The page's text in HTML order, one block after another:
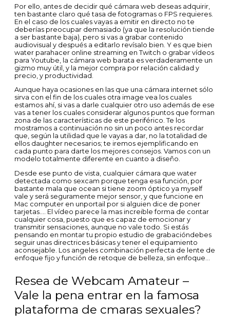
Por ello, antes de decidir qué cámara web deseas adquirir,
ten bastante claro qué tasa de fotogramas o FPS requieres.
En el caso de los cuales vayas a emitir en directo no te
deberías preocupar demasiado (ya que la resolución tiende
a ser bastante baja), pero si vas a grabar contenido
audiovisual y después a editarlo revísalo bien. Y es que bien
water parahacer online streaming en Twitch o grabar vídeos
para Youtube, la cámara web barata es verdaderamente un
gizmo muy útil, y la mejor compra por relación calidad y
precio, y productividad.
Aunque haya ocasiones en las que una cámara internet sólo
sirva con el fin de los cuales otra image vea los cuales
estamos ahí, si vas a darle cualquier otro uso además de ese
vas a tener los cuales considerar algunos puntos que forman
zona de las características de este periférico. Te los
mostramos a continuación no sin un poco antes recordar
que, según la utilidad que le vayas a dar, no la totalidad de
ellos daughter necesarios; te iremos ejemplificando en
cada punto para darte los mejores consejos. Vamos con un
modelo totalmente diferente en cuanto a diseño.
Desde ese punto de vista, cualquier cámara que water
detectada como sexcam porque tenga esa función, por
bastante mala que ocean si tiene zoom óptico ya myself
vale y será seguramente mejor sensor, y que funcione en
Mac computer en unportail por si alguien dice de poner
tarjetas…. El vídeo parece la mas increible forma de contar
cualquier cosa, puesto que es capaz de emocionar y
transmitir sensaciones, aunque no vale todo. Si estás
pensando en montar tu propio estudio de grabacióndebes
seguir unas directrices básicas y tener el equipamiento
aconsejable. Los angeles combinación perfecta de lente de
enfoque fijo y función de retoque de belleza, sin enfoque…
Resea de Webcam Amateur –
Vale la pena entrar en la famosa
plataforma de cmaras sexuales?